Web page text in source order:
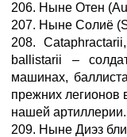
206. Ныне Отен
207. Ныне Солиё
208.
ballistarii –
машинах,
прежних легионов
нашей артиллерии.
209. Ныне Диэз